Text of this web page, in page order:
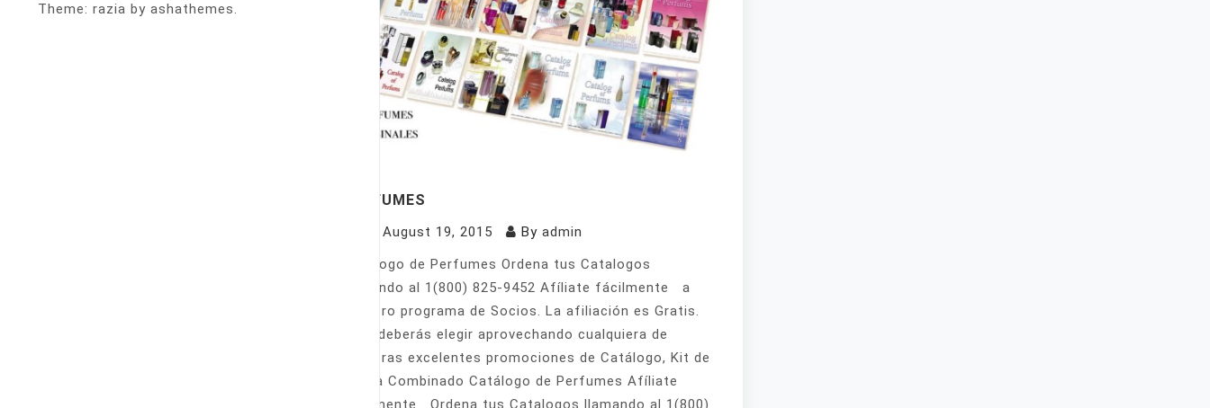
Theme: razia by ashathemes.
PERFUMES
August 19, 2015 By admin
Catálogo de Perfumes Ordena tus Catalogos
llamando al 1(800) 825-9452 Afíliate fácilmente a
nuestro programa de Socios. La afiliación es Gratis.
Sólo deberás elegir aprovechando cualquiera de
nuestras excelentes promociones de Catálogo, Kit de
Venta Combinado Catálogo de Perfumes Afíliate
fácilmente Ordena tus Catalogos llamando al 1(800)